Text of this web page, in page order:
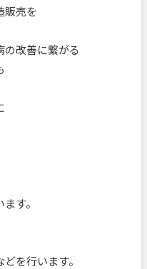
販売を
改善に繋がる
す。
を行います。